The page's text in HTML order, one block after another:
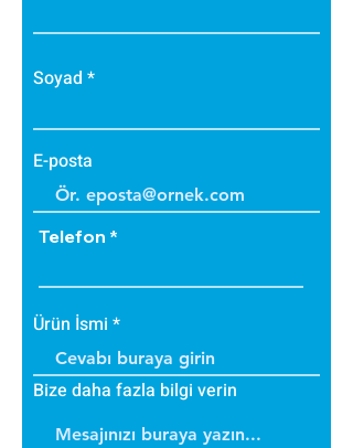
Soyad
E-posta
Telefon
Ürün İsmi
Bize daha fazla bilgi verin